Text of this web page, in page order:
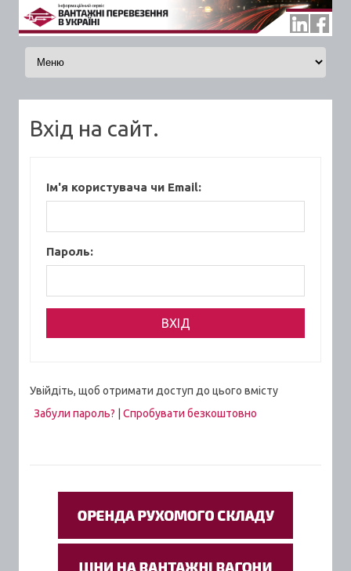
Skip to content
Вхід на сайт.
Ім'я користувача чи Email:
Пароль:
Увійдіть, щоб отримати доступ до цього вмісту
Забули пароль?
Спробувати безкоштовно